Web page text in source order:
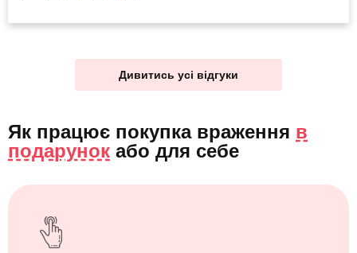
Дивитись усі відгуки
Як працює покупка враження в
подарунок або для себе